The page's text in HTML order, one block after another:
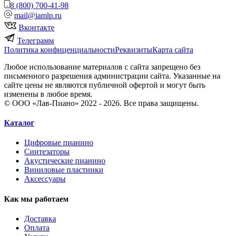
8 (800) 700-41-98
mail@iamlp.ru
Вконтакте
Телеграмм
Политика конфиценциальностиРеквизитыКарта сайта
Любое использование материалов с сайта запрещено без
письменного разрешения администрации сайта. Указанные на
сайте цены не являются публичной офертой и могут быть
изменены в любое время.
© ООО «Лав-Пиано» 2022 - 2026. Все права защищены.
Каталог
Цифровые пианино
Синтезаторы
Акустические пианино
Виниловые пластинки
Аксессуары
Как мы работаем
Доставка
Оплата